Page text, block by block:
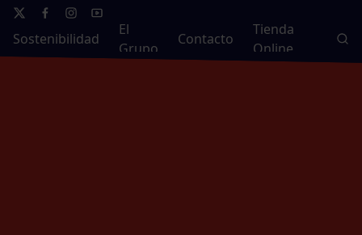
Sostenibilidad
El
Grupo
Contacto
Tienda
Online